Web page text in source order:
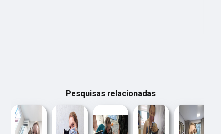
Pesquisas relacionadas